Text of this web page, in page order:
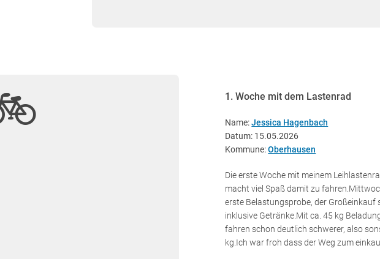
1. Woche mit dem Lastenrad
Name:Jessica Hagenbach
Datum: 15.05.2026
Kommune:Oberhausen
Die erste Woche mit meinem
macht viel Spaß damit zu
erste Belastungsprobe, der Großeinkauf
inklusive Getränke.Mit ca. 45 kg
fahren schon deutlich schwerer, also
kg.Ich war froh dass der Weg zum